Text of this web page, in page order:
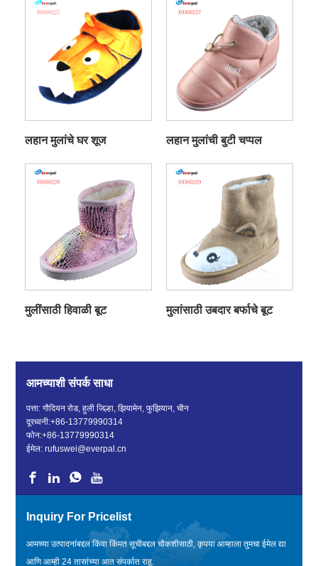
लहान मुलांचे घर शूज लहान मुलांची बुटी चप्पल
मुलींसाठी हिवाळी बूट मुलांसाठी उबदार बर्फाचे बूट
आमच्याशी संपर्क साधा
पत्ता: गौदियन रोड, हुली जिल्हा, झियामेन, फुझियान, चीन
दूरध्वनी:+86-13779990314
फोन:+86-13779990314
ईमेल:rufuswei@everpal.cn
Inquiry For Pricelist
आमच्या उत्पादनांबद्दल किंवा किंमत सूचीबद्दल चौकशीसाठी, कृपया आम्हाला तुमचा ईमेल द्या
आणि आम्ही 24 तासांच्या आत संपर्कात राहू.